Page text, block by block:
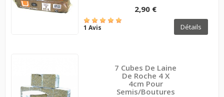
2,90 €
1 Avis Détails
7 Cubes De Laine
De Roche 4 X
4cm Pour
Semis/boutures